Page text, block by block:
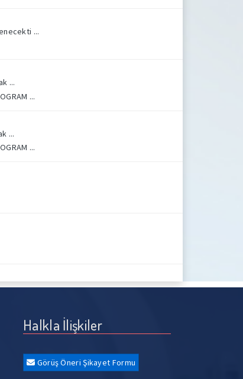
...
...
...
...
...
Halkla İlişkiler
Görüş Öneri Şikayet Formu